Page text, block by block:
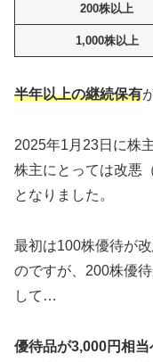
200株以上
1,000株以上
半年以上の継続保有
2025年1月23日に株
株主にとっては改悪
となりました。
最初は100株優待が
のですが、200株優
して…
優待品が3,000円相当